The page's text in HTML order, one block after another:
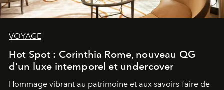
VOYAGE
Hot Spot : Corinthia Rome, nouveau QG
d'un luxe intemporel et undercover
Hommage vibrant au patrimoine et aux savoirs-faire de